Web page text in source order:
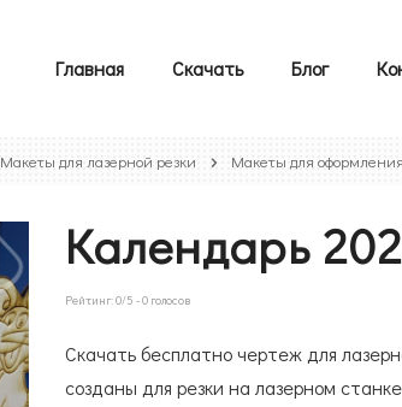
Главная Скачать Блог
Макеты для лазерной резки Макеты для
Календарь
Рейтинг:0/5 -0 голосов
Скачать бесплатно чертеж для
созданы для резки на лазерном